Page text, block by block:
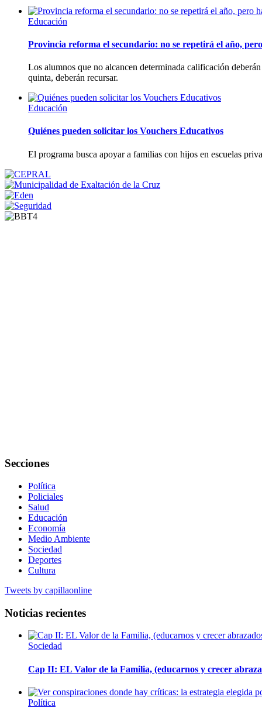
Educación
Provincia reforma el secundario: no se repetirá el año,
Los alumnos que no alcancen determinada calificación
quinta, deberán recursar.
Educación
Quiénes pueden solicitar los Vouchers Educativos
El programa busca apoyar a familias con hijos en escuelas
Secciones
Política
Policiales
Salud
Educación
Economía
Medio Ambiente
Sociedad
Deportes
Cultura
Tweets by capillaonline
Noticias recientes
Sociedad
Cap II: EL Valor de la Familia, (educarnos y crecer
Política